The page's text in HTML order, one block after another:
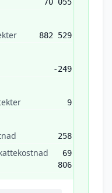
882 529
-249
9
258
69
806